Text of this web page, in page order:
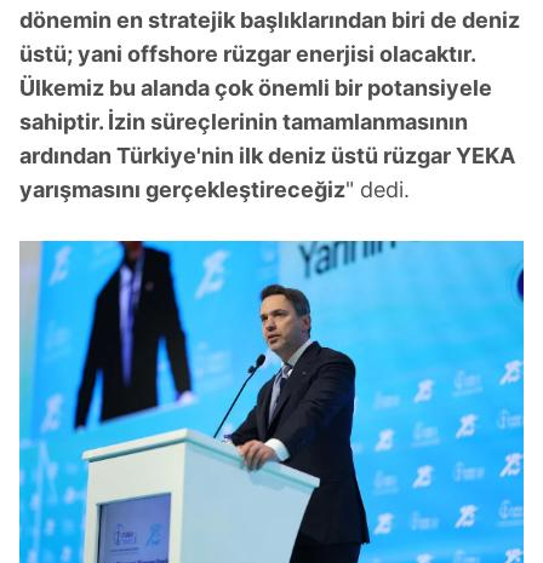
dönemin en stratejik başlıklarından biri de deniz
üstü; yani offshore rüzgar enerjisi olacaktır.
Ülkemiz bu alanda çok önemli bir potansiyele
sahiptir. İzin süreçlerinin tamamlanmasının
ardından Türkiye'nin ilk deniz üstü rüzgar YEKA
yarışmasını gerçekleştireceğiz" dedi.